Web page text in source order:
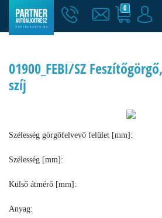
0
01900_FEBI/SZ
szíj
Szélesség görgőfelvevő felület [mm]:
Szélesség [mm]:
Külső átmérő [mm]:
Anyag: